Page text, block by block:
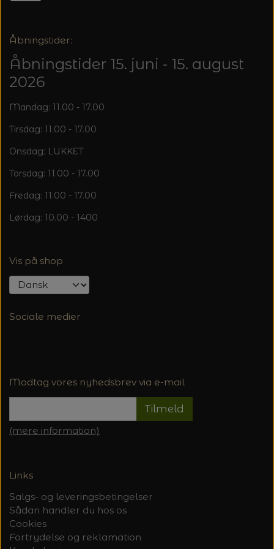
Åbningstider:
Åbningstider 15. juni - 15. august
2026
Mandag: 11.00 - 17.00
Tirsdag: 11.00 - 17.00
Onsdag: LUKKET
Torsdag: 11.00 - 17.00
Fredag: 11.00 - 17.00
Lørdag: 10.00 - 1400
Vis på shop
Sociale medier
Modtag vores nyhedsbrev via e-mail
Tilmeld
(mere information)
Links
Salgs- og leveringsbetingelser
Sådan handler du hos os
Cookies
Fortrydelse og reklamation